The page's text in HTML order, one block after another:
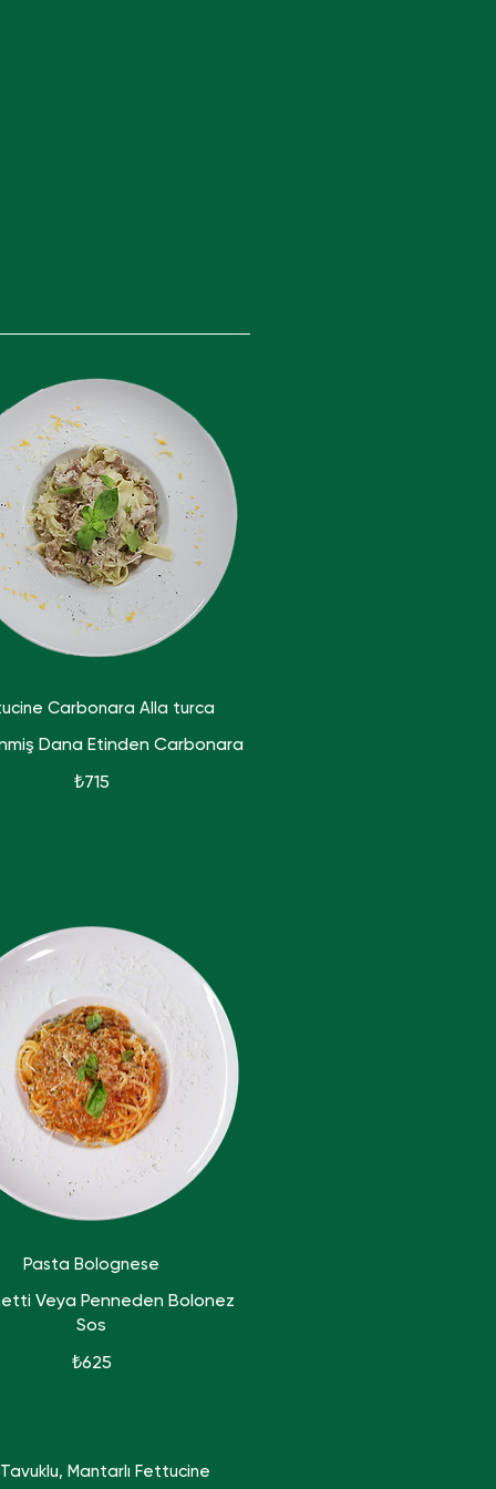
Carbonara Alla turca
Dana Etinden Carbonara
₺715
Pasta Bolognese
Veya Penneden Bolonez
Sos
₺625
Tavuklu, Mantarlı Fettucine